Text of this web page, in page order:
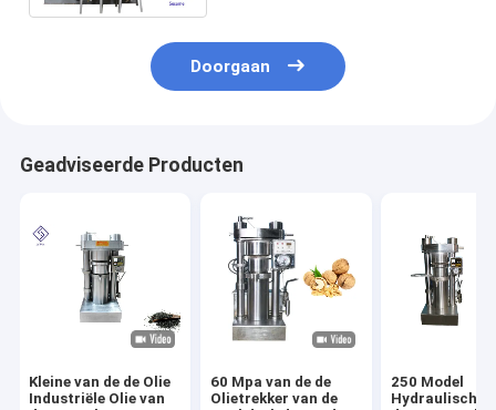
Doorgaan
Geadviseerde Producten
Kleine van de de Olie
Industriële Olie van
60 Mpa van de de
Olietrekker van de
250 Model
Hydraulische